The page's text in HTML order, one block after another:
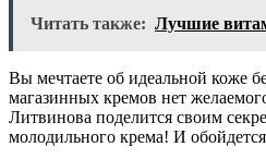
Читать также: Лучшие
Вы мечтаете об идеальной коже
магазинных кремов нет
Литвинова поделится своим
молодильного крема! И